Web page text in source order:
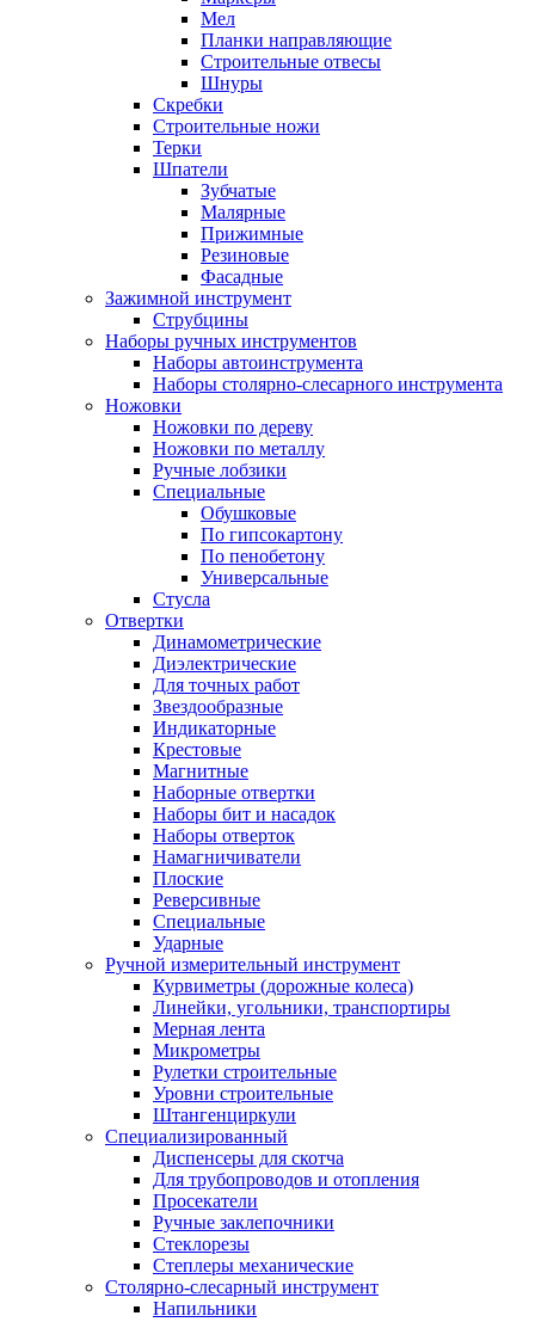
Мел
Планки направляющие
Строительные отвесы
Шнуры
Скребки
Строительные ножи
Терки
Шпатели
Зубчатые
Малярные
Прижимные
Резиновые
Фасадные
Зажимной инструмент
Струбцины
Наборы ручных инструментов
Наборы автоинструмента
Наборы столярно-слесарного инструмента
Ножовки
Ножовки по дереву
Ножовки по металлу
Ручные лобзики
Специальные
Обушковые
По гипсокартону
По пенобетону
Универсальные
Стусла
Отвертки
Динамометрические
Диэлектрические
Для точных работ
Звездообразные
Индикаторные
Крестовые
Магнитные
Наборные отвертки
Наборы бит и насадок
Наборы отверток
Намагничиватели
Плоские
Реверсивные
Специальные
Ударные
Ручной измерительный инструмент
Курвиметры (дорожные колеса)
Линейки, угольники, транспортиры
Мерная лента
Микрометры
Рулетки строительные
Уровни строительные
Штангенциркули
Специализированный
Диспенсеры для скотча
Для трубопроводов и отопления
Просекатели
Ручные заклепочники
Стеклорезы
Степлеры механические
Столярно-слесарный инструмент
Напильники